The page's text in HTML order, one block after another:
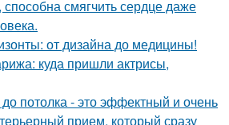
способна смягчить сердце даже
от дизайна до медицины!
куда пришли актрисы,
потолка - это эффектный и очень
прием, который сразу